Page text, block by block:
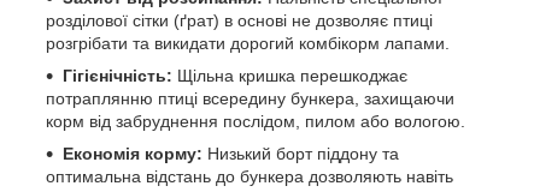
розділової сітки (ґрат) в основі не дозволяє птиці
розгрібати та викидати дорогий комбікорм лапами.
Гігієнічність: Щільна кришка перешкоджає
потраплянню птиці всередину бункера, захищаючи
корм від забруднення послідом, пилом або вологою.
Економія корму: Низький борт піддону та
оптимальна відстань до бункера дозволяють навіть